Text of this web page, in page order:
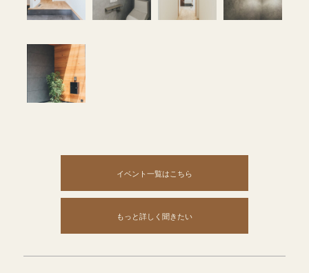
イベント一覧はこちら
もっと詳しく聞きたい